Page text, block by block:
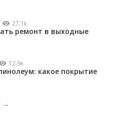
27.1к
ремонт в выходные
12.9к
какое покрытие
→